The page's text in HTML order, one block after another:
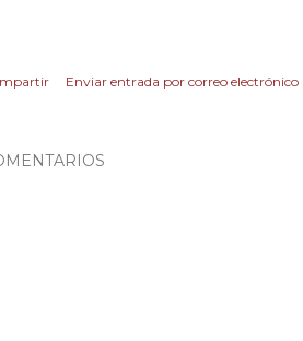
Enviar entrada por correo electrónico